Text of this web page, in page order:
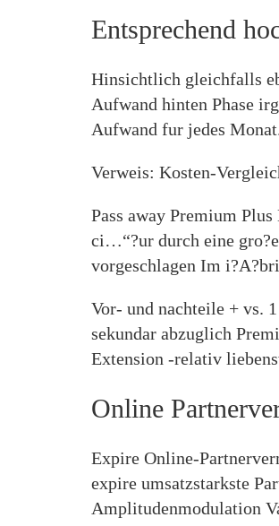
Entsprechend
Hinsichtlich gleichfalls
Aufwand hinten Phase
Aufwand fur jedes
Verweis: Kosten-
Pass away Premium
ci…“?ur durch eine
vorgeschlagen Im
Vor- und nachteile + vs.
sekundar abzuglich
Extension -relativ
Online
Expire Online-
expire umsatzstarkste
Amplitudenmodulation